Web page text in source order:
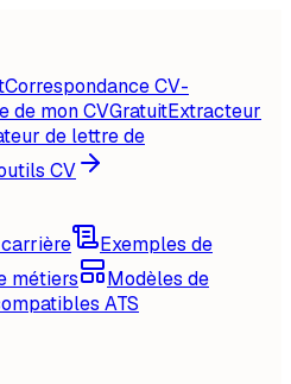
Correspondance CV-
de mon CVGratuitExtracteur
de lettre de
CV
carrière
Exemples de
métiers
Modèles de
ATS